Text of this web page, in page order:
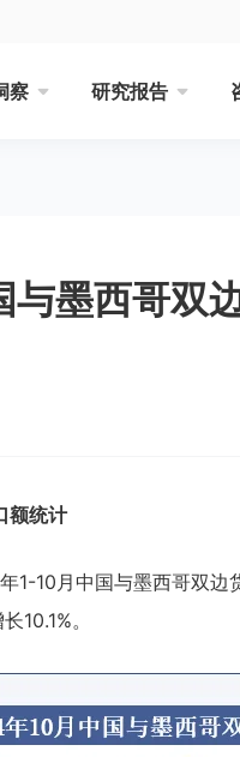
察 研究报告
墨西哥双
额统计
1-10月中国与墨西哥双
10.1%。